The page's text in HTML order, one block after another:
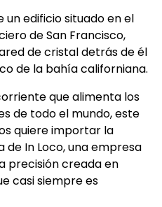
un edificio situado en el
de San Francisco,
de cristal detrás de él
de la bahía californiana.
que alimenta los
de todo el mundo, este
quiere importar la
de In Loco, una empresa
precisión creada en
casi siempre es